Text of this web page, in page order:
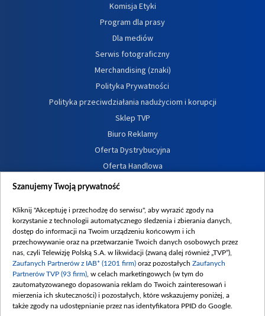
Komisja Etyki
Program dla prasy
Dla mediów
Serwis fotograficzny
Merchandising (znaki)
Polityka Prywatności
Polityka przeciwdziałania nadużyciom i korupcji
Sklep TVP
Biuro Reklamy
Oferta Dystrybucyjna
Oferta Handlowa
Dostępność
Procedura zgłoszeń wewnętrznych
Szanujemy Twoją prywatność
Kliknij "Akceptuję i przechodzę do serwisu", aby wyrazić zgody na
korzystanie z technologii automatycznego śledzenia i zbierania danych,
dostęp do informacji na Twoim urządzeniu końcowym i ich
przechowywanie oraz na przetwarzanie Twoich danych osobowych przez
nas, czyli Telewizję Polską S.A. w likwidacji (zwaną dalej również „TVP”),
Zaufanych Partnerów z IAB* (1201 firm) oraz pozostałych Zaufanych
Partnerów TVP (93 firm) , w celach marketingowych (w tym do
zautomatyzowanego dopasowania reklam do Twoich zainteresowań i
mierzenia ich skuteczności) i pozostałych, które wskazujemy poniżej, a
także zgody na udostępnianie przez nas identyfikatora PPID do Google.